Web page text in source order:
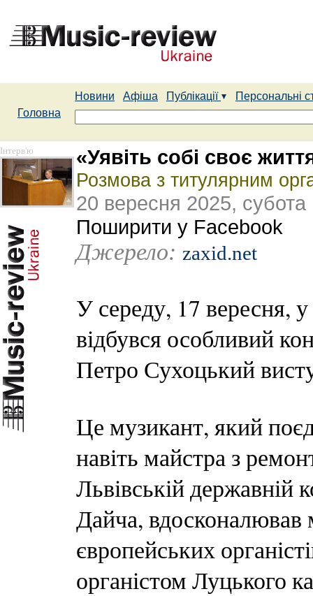
Новини Афіша Публікації
Персональні
Головна
Інтерв'ю «Уявіть собі своє
Розмова з титулярним
20 вересня 2025, субота
Поширити у Facebook
Джерело: zaxid.net
У середу, 17 вересня,
відбувся особливий
Петро Сухоцький
Це музикант, який
навіть майстра з
Львівській державній
Дайча, вдосконалював
європейських
органістом Луцького